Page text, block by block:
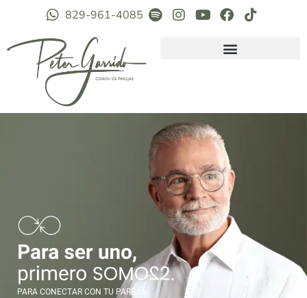
829-961-4085
PARA CONECTAR CON TU PAREJA,